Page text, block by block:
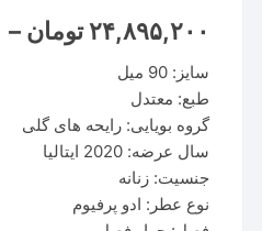
۲۴,۸۹۵,۲۰۰ تومان –
سایز: 90 میل
طبع: معتدل
گروه بویایی: رایحه های گلی
سال عرضه: 2020 ایتالیا
جنسیت: زنانه
نوع عطر: ادو پرفیوم